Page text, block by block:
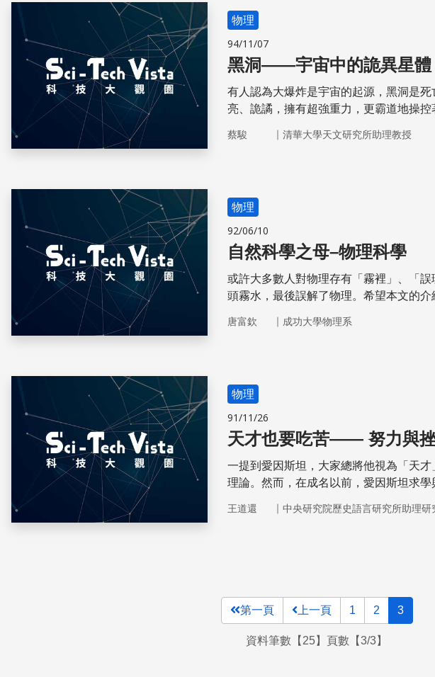
物理
94/11/07
黑洞——宇宙中的詭異星體
有人認為大爆炸是宇宙的起源，黑洞是
亮、詭譎，擁有超強重力，更霸道地操控
蔡駿 ｜ 清華大學天文研究所助理教授
物理
92/06/10
自然科學之母–物理科學
或許大多數人對物理存有「霧裡」、「
頭霧水，最後誤解了物理。希望本文的
唐富欽 ｜ 成功大學物理系
物理
91/11/26
天才也要吃苦—— 努力與
一提到愛因斯坦，大家總將他視為「天
理論。然而，在成名以前，愛因斯坦求
42歲。
王道還 ｜ 中央研究院歷史語言研究所助理研
第一頁 上一頁 1 2 3
資料筆數【25】頁數【3/3】